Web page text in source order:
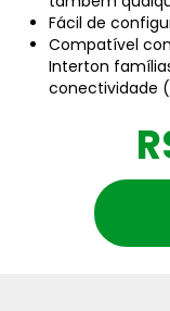
Fácil de
Compatível
Interton
conectividade